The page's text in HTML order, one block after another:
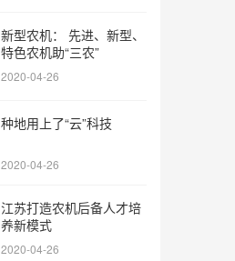
新型农机： 先进、新型、
特色农机助“三农”
2020-04-26
种地用上了“云”科技
2020-04-26
江苏打造农机后备人才培
养新模式
2020-04-26